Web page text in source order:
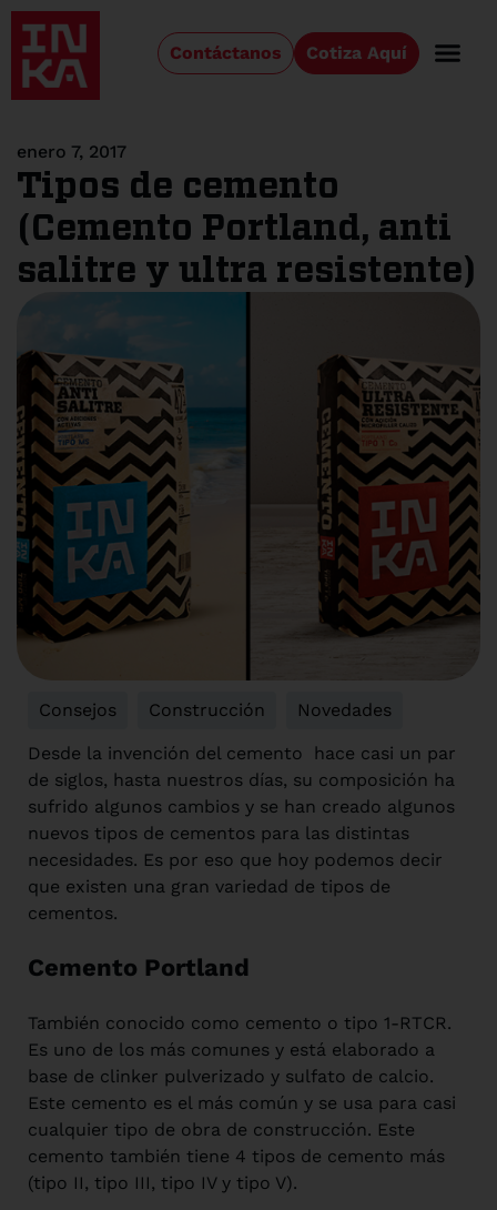
Cotiza Aquí
Contáctanos
enero 7, 2017
Tipos de cemento
(Cemento Portland, anti
salitre y ultra resistente)
Consejos Construcción Novedades
Desde la invención del cemento hace casi un par
de siglos, hasta nuestros días, su composición ha
sufrido algunos cambios y se han creado algunos
nuevos tipos de cementos para las distintas
necesidades. Es por eso que hoy podemos decir
que existen una gran variedad de tipos de
cementos.
Cemento Portland
También conocido como cemento o tipo 1-RTCR.
Es uno de los más comunes y está elaborado a
base de clinker pulverizado y sulfato de calcio.
Este cemento es el más común y se usa para casi
cualquier tipo de obra de construcción. Este
cemento también tiene 4 tipos de cemento más
(tipo II, tipo III, tipo IV y tipo V).